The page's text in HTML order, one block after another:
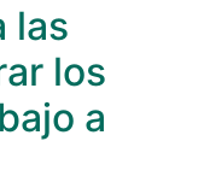
las
los
a